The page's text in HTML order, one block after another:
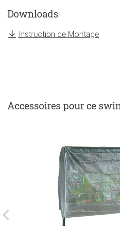
Downloads
Instruction de Montage
Accessoires pour ce